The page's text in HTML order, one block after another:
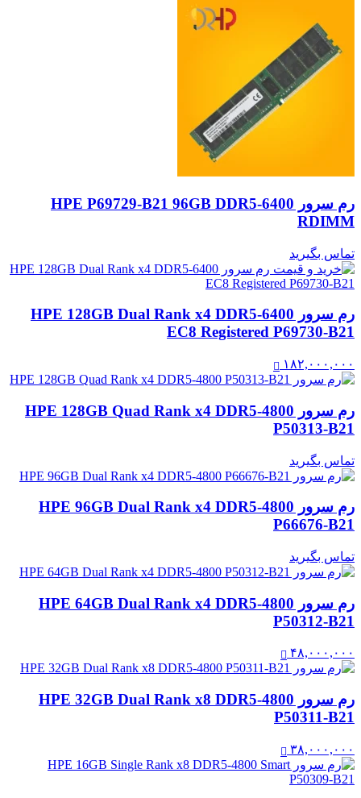
رم سرور HPE P69729-B21 96GB DDR5-6400
RDIMM
تماس بگیرید
رم سرور HPE 128GB Dual Rank x4 DDR5‑6400
EC8 Registered P69730-B21
۱۸۲,۰۰۰,۰۰۰
رم سرور HPE 128GB Quad Rank x4 DDR5‑4800
P50313-B21
تماس بگیرید
رم سرور HPE 96GB Dual Rank x4 DDR5‑4800
P66676-B21
تماس بگیرید
رم سرور HPE 64GB Dual Rank x4 DDR5‑4800
P50312-B21
۴۸,۰۰۰,۰۰۰
رم سرور HPE 32GB Dual Rank x8 DDR5‑4800
P50311-B21
۳۸,۰۰۰,۰۰۰